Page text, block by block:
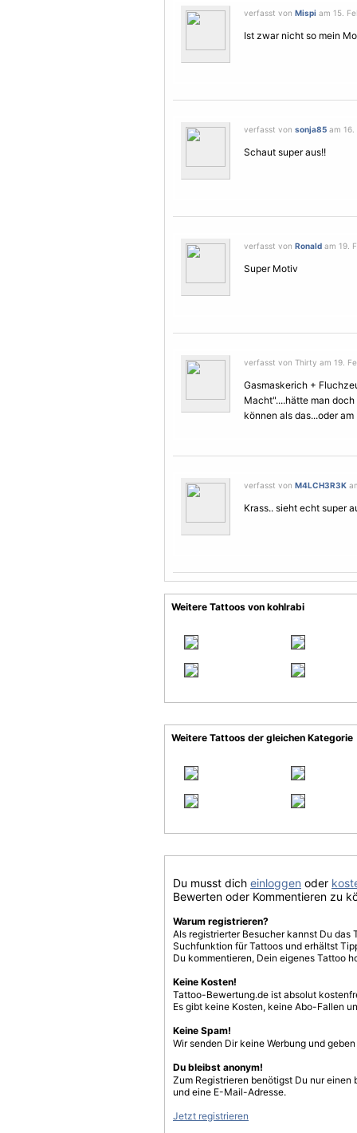
verfasst von Mispi am 15.
Ist zwar nicht so mein
verfasst von sonja85 am 16.
Schaut super aus!!
verfasst von Ronald am 19.
Super Motiv
verfasst von Thirty am 19.
Gasmaskerich +
Macht"....hätte man
können als das...oder
verfasst von M4LCH3R3K
Krass.. sieht echt super
Weitere Tattoos von kohlrabi
Weitere Tattoos der gleichen Kategorie
Du musst dich einloggen oder
Bewerten oder Kommentieren zu
Warum registrieren?
Als registrierter Besucher kannst Du
Suchfunktion für Tattoos und erhältst
Du kommentieren, Dein eigenes Tattoo
Keine Kosten!
Tattoo-Bewertung.de ist absolut
Es gibt keine Kosten, keine Abo-Fallen
Keine Spam!
Wir senden Dir keine Werbung und
Du bleibst anonym!
Zum Registrieren benötigst Du nur einen
und eine E-Mail-Adresse.
Jetzt registrieren